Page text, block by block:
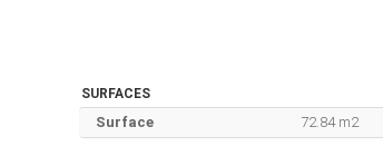
SURFACES
Surface 72.84 m2